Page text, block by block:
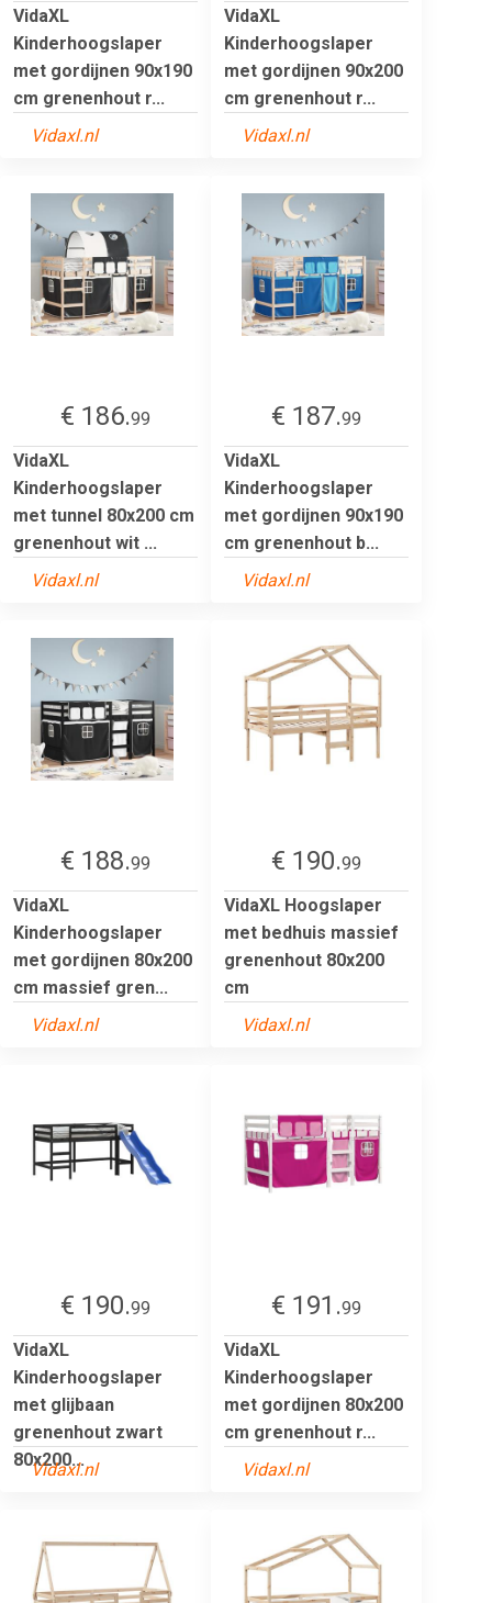
VidaXL
Kinderhoogslaper
met gordijnen 90x190
cm grenenhout r...
Vidaxl.nl
VidaXL
Kinderhoogslaper
met gordijnen 90x200
cm grenenhout r...
Vidaxl.nl
€ 186.99
VidaXL
Kinderhoogslaper
met tunnel 80x200 cm
grenenhout wit ...
Vidaxl.nl
€ 187.99
VidaXL
Kinderhoogslaper
met gordijnen 90x190
cm grenenhout b...
Vidaxl.nl
€ 188.99
VidaXL
Kinderhoogslaper
met gordijnen 80x200
cm massief gren...
Vidaxl.nl
€ 190.99
VidaXL Hoogslaper
met bedhuis massief
grenenhout 80x200
cm
Vidaxl.nl
€ 190.99
VidaXL
Kinderhoogslaper
met glijbaan
grenenhout zwart
80x200...
Vidaxl.nl
€ 191.99
VidaXL
Kinderhoogslaper
met gordijnen 80x200
cm grenenhout r...
Vidaxl.nl